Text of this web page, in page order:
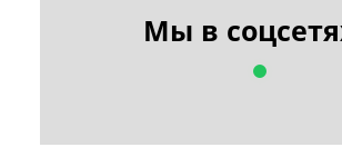
Мы в